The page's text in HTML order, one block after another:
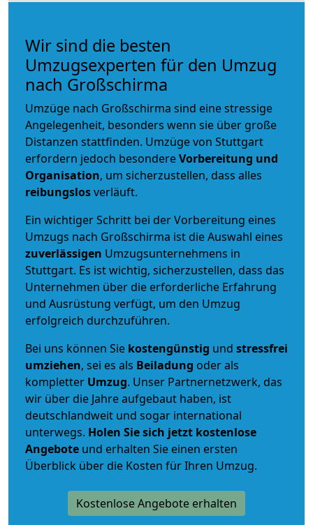
Wir sind die besten
Umzugsexperten für den Umzug
nach Großschirma
Umzüge nach Großschirma sind eine stressige
Angelegenheit, besonders wenn sie über große
Distanzen stattfinden. Umzüge von Stuttgart
erfordern jedoch besondereVorbereitung und
Organisation, um sicherzustellen, dass alles
reibungslosverläuft.
Ein wichtiger Schritt bei der Vorbereitung eines
Umzugs nach Großschirma ist die Auswahl eines
zuverlässigen Umzugsunternehmens in
Stuttgart. Es ist wichtig, sicherzustellen, dass das
Unternehmen über die erforderliche Erfahrung
und Ausrüstung verfügt, um den Umzug
erfolgreich durchzuführen.
Bei uns können Sie kostengünstig und stressfrei
umziehen, sei es als Beiladung oder als
kompletter Umzug. Unser Partnernetzwerk, das
wir über die Jahre aufgebaut haben, ist
deutschlandweit und sogar international
unterwegs. Holen Sie sich jetzt kostenlose
Angebote und erhalten Sie einen ersten
Überblick über die Kosten für Ihren Umzug.
Kostenlose Angebote erhalten